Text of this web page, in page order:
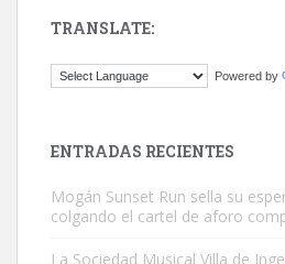
Este gato macho ha aparecido en la
TRANSLATE:
Powered by
ENTRADAS RECIENTES
Mogán Sunset Run sella su
colgando el cartel de aforo
La Sociedad Musical Villa de